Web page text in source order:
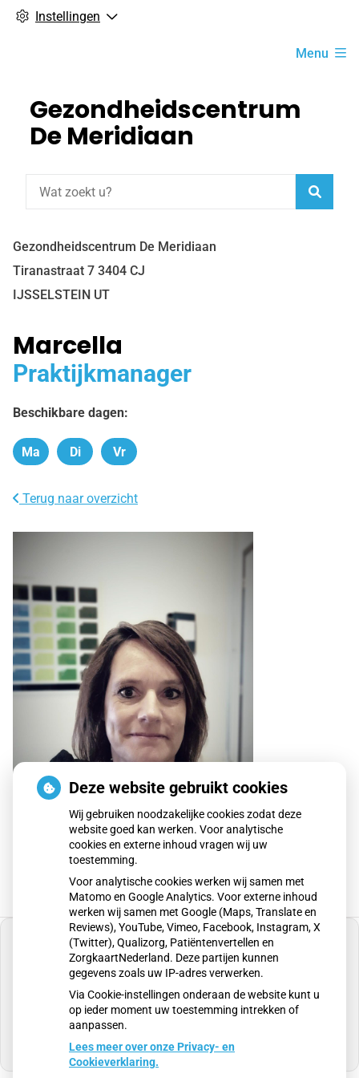
Instellingen
Menu
Gezondheidscentrum
De Meridiaan
Gezondheidscentrum De Meridiaan
Tiranastraat 7 3404 CJ
IJSSELSTEIN UT
Marcella
Praktijkmanager
Beschikbare dagen:
Maandag
Ma Dinsdag
Di Vrijdag
Vr
Terug naar overzicht
U heeft geen toestemming gegeven voor
externe inhoud die nodig is om dit te zien.
Cookie-instellingen wijzigen
Deze website gebruikt cookies
Wij gebruiken noodzakelijke cookies zodat deze
website goed kan werken. Voor analytische
cookies en externe inhoud vragen wij uw
toestemming.
Voor analytische cookies werken wij samen met
Matomo en Google Analytics. Voor externe inhoud
werken wij samen met Google (Maps, Translate en
Reviews), YouTube, Vimeo, Facebook, Instagram, X
(Twitter), Qualizorg, Patiëntenvertellen en
ZorgkaartNederland. Deze partijen kunnen
gegevens zoals uw IP-adres verwerken.
Via Cookie-instellingen onderaan de website kunt u
op ieder moment uw toestemming intrekken of
aanpassen.
Lees meer over onze Privacy- en
Cookieverklaring.